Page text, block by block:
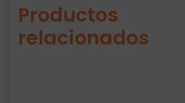
Productos
relacionados